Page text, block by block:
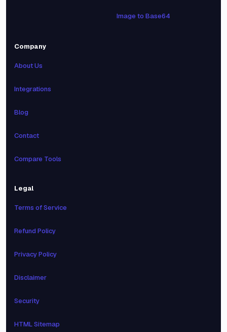
Image to Base64
Company
About Us
Integrations
Blog
Contact
Compare Tools
Legal
Terms of Service
Refund Policy
Privacy Policy
Disclaimer
Security
HTML Sitemap